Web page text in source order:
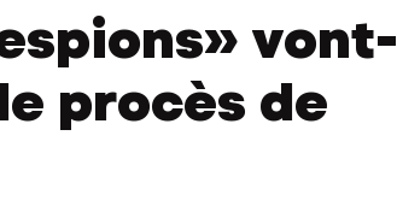
vont-
procès de